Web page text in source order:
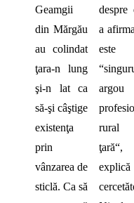
Geamgii
din Mărgău
au colindat
ţara-n lung
şi-n lat ca
să-şi câştige
existenţa
prin
vânzarea de
sticlă. Ca să
despre
a
este
argou
rural
ţară“,
explică
acest
gomoţească
:
«Moţască»
locuitori al
Apusenilor
şi